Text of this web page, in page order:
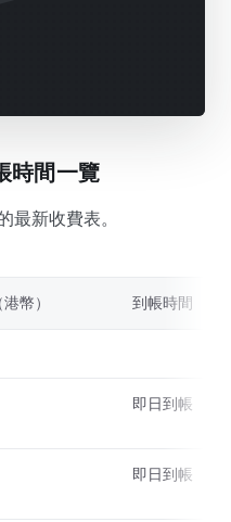
時間一覽
最新收費表。
幣） 到帳時間
即日到帳
即日到帳